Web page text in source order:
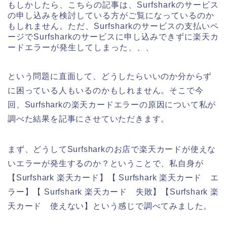
もしかしたら、こちらの記事は、Surfsharkのサービス
の申し込みを検討している方がご覧になっているのか
もしれません。ただ、Surfsharkのサービスの支払いペ
ージでSurfsharkのサービスに申し込みできずに楽天カ
ードエラーが発生してしまった、、、
という問題に直面して、どうしたらいいのか分からず
に困っている人もいるのかもしれません。そこで今
回、Surfsharkの楽天カードエラーの原因について私が
調べた結果を記事にさせていただきます。
まず、どうしてSurfsharkのお店で楽天カードが使えな
いエラーが発生するのか？ということで、私自身が
【Surfshark 楽天カード】【 Surfshark 楽天カード エ
ラー】【 Surfshark 楽天カード 失敗】【Surfshark 楽
天カード 使えない】という感じで調べてみました。